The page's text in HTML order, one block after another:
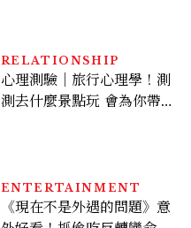
RELATIONSHIP
心理測驗｜旅行心理學！測
測去什麼景點玩 會為你帶來
ENTERTAINMENT
《現在不是外遇的問題》意